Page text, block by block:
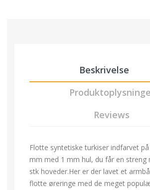
Beskrivelse
Reviews
Flotte syntetiske turkiser indfarvet
mm med 1 mm hul, du får en streng
stk hoveder.Her er der lavet et
flotte øreringe med de meget